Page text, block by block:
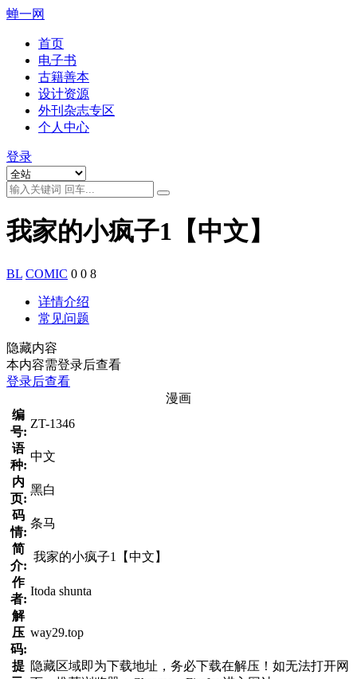
蝉一网
首页
电子书
古籍善本
设计资源
外刊杂志专区
个人中心
登录
我家的小疯子1【中文】
BL COMIC 0 0 8
详情介绍
常见问题
隐藏内容
本内容需登录后查看
登录后查看
漫画
编
号:
ZT-1346
语
种:
中文
内
页:
黑白
码
情:
条马
简
介:
我家的小疯子1【中文】
作
者:
Itoda shunta
解
压
码:
way29.top
提 隐藏区域即为下载地址，务必下载在解压！如无法打开网